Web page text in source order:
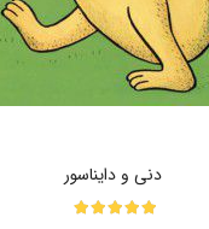
دنی و دایناسور